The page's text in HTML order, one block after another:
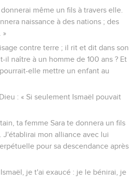
même un fils à travers elle.
naissance à des nations ; des
»
contre terre ; il rit et dit dans son
il naître à un homme de 100 ans ? Et
elle mettre un enfant au
: « Si seulement Ismaël pouvait
ta femme Sara te donnera un fils
J'établirai mon alliance avec lui
pour sa descendance après
je t'ai exaucé : je le bénirai, je